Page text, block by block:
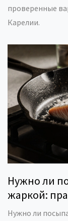
проверенные
Карелии.
Нужно ли
жаркой:
Нужно ли